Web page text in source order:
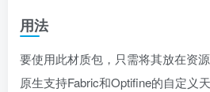
用法
要使用此材质包，只需将其放在资
原生支持Fabric和Optifine的自定义天